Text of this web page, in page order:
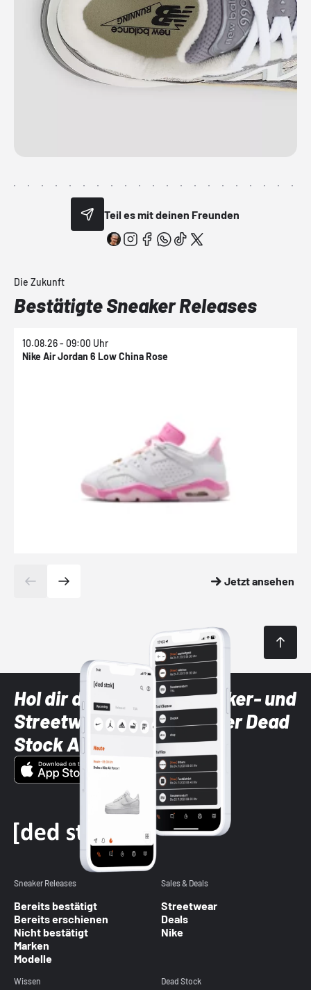
Teil es mit deinen Freunden
Die Zukunft
Bestätigte Sneaker Releases
10.08.26 - 09:00 Uhr
Nike Air Jordan 6 Low China Rose
Jetzt ansehen
Hol dir die neuesten Sneaker- und
Streetwear-Brands mit der Dead
Stock App
Sneaker Releases
Bereits bestätigt
Bereits erschienen
Nicht bestätigt
Marken
Modelle
Sales & Deals
Streetwear
Deals
Nike
Wissen Dead Stock